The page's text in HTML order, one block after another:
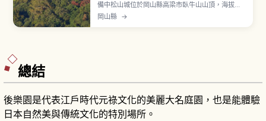
備中松山城位於岡山縣高梁市臥牛山山頂，海拔約
430公尺，是現存12天守中位置最高的山城。二層
岡山縣 →
總結
後樂園是代表江戶時代元祿文化的美麗大名庭園，也是能體驗
日本自然美與傳統文化的特別場所。